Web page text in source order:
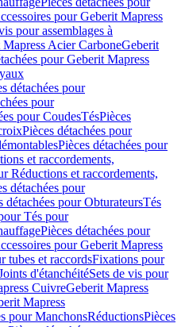
pour Geberit Mapress
pour assemblages à
Acier CarboneGeberit
pour Geberit Mapress
détachées pour
pour
pour CoudesTésPièces
Pièces détachées pour
Pièces détachées pour
et raccordements,
Réductions et raccordements,
détachées pour
détachées pour ObturateursTés
Tés pour
Pièces détachées pour
pour Geberit Mapress
tubes et raccordsFixations pour
d'étanchéitéSets de vis pour
CuivreGeberit Mapress
Mapress
pour ManchonsRéductionsPièces